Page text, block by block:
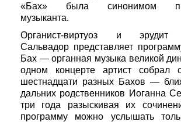
«Бах» была синонимом
музыканта.
Органист-виртуоз и эрудит
Сальвадор представляет
Бах — органная музыка великой
одном концерте артист собрал
шестнадцати разных Бахов —
дальних родственников Иоганна
три года разыскивая их
программу можно услышать